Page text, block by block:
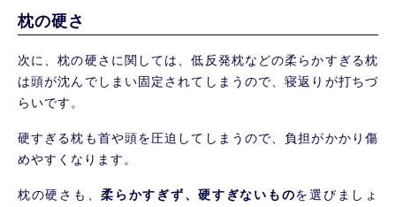
枕の硬さ
次に、枕の硬さに関しては、低反発枕などの柔らかすぎる枕
は頭が沈んでしまい固定されてしまうので、寝返りが打ちづ
らいです。
硬すぎる枕も首や頭を圧迫してしまうので、負担がかかり傷
めやすくなります。
枕の硬さも、柔らかすぎず、硬すぎないものを選びましょ